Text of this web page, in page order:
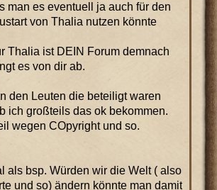
man es eventuell ja auch für den
von Thalia nutzen könnte
Thalia ist DEIN Forum demnach
es von dir ab.
den Leuten die beteiligt waren
ich großteils das ok bekommen.
wegen COpyright und so.
als bsp. Würden wir die Welt ( also
und so) ändern könnte man damit